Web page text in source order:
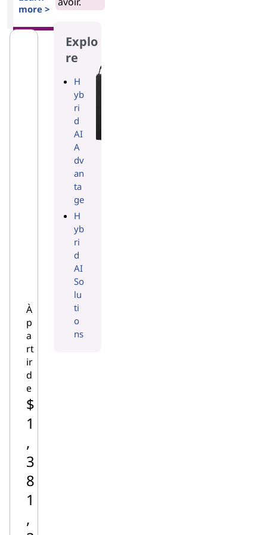
more >
À
p
a
rt
ir
d
e
$
1
,
3
8
1
,
Explo
re
H
yb
ri
d
AI
A
dv
an
ta
ge
H
yb
ri
d
AI
So
lu
ti
o
ns